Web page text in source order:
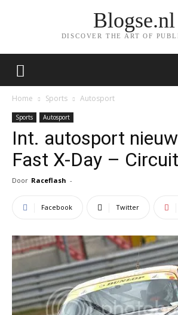
Blogse.nl
DISCOVER THE ART OF
Home Sports Autosport
Sports Autosport
Int. autosport
Fast X-Day –
Door Raceflash -
Facebook Twitter